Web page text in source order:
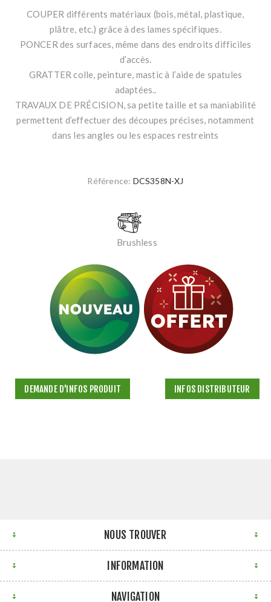
COUPER différents matériaux (bois, métal, plastique,
plâtre, etc.) grâce à des lames spécifiques.
PONCER des surfaces, même dans des endroits difficiles
d’accès.
GRATTER colle, peinture, mastic à l’aide de spatules
adaptées..
TRAVAUX DE PRÉCISION, sa petite taille et sa maniabilité
permettent d’effectuer des découpes précises, notamment
dans les angles ou les espaces restreints
Référence: DCS358N-XJ
Brushless
DEMANDE D'INFOS PRODUIT INFOS DISTRIBUTEUR
NOUS TROUVER
INFORMATION
NAVIGATION